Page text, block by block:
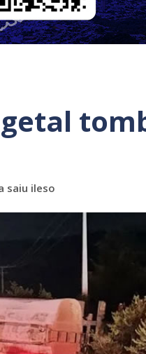
saiu ileso